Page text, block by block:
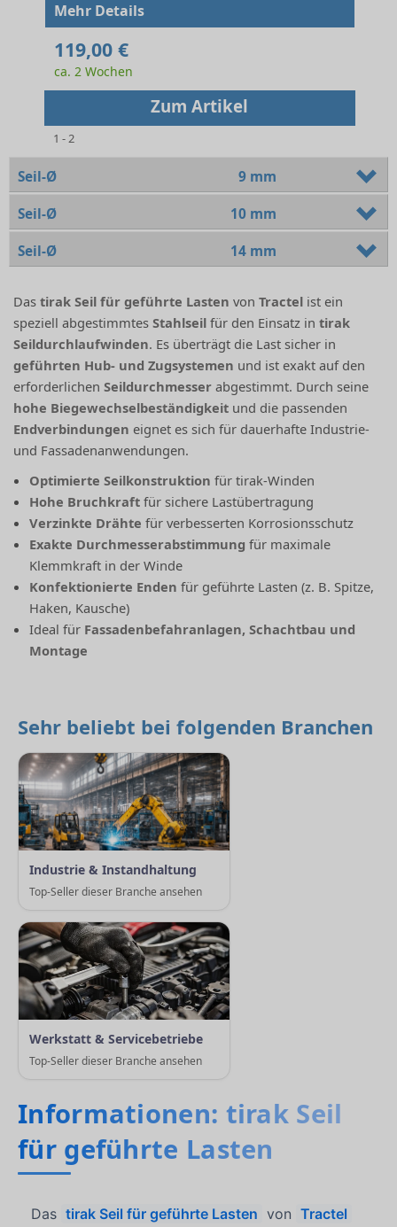
Mehr Details
119,00 €
ca. 2 Wochen
Zum Artikel
1 - 2
Seil-Ø 9 mm
Seil-Ø 10 mm
Seil-Ø 14 mm
Dastirak Seil für geführte Lasten vonTractel ist ein
speziell abgestimmtesStahlseil für den Einsatz intirak
Seildurchlaufwinden. Es überträgt die Last sicher in
geführten Hub- und Zugsystemen und ist exakt auf den
erforderlichenSeildurchmesser abgestimmt. Durch seine
hohe Biegewechselbeständigkeit und die passenden
Endverbindungen eignet es sich für dauerhafte Industrie-
und Fassadenanwendungen.
Optimierte Seilkonstruktion für tirak-Winden
Hohe Bruchkraft für sichere Lastübertragung
Verzinkte Drähte für verbesserten Korrosionsschutz
Exakte Durchmesserabstimmung für maximale
Klemmkraft in der Winde
Konfektionierte Enden für geführte Lasten (z. B. Spitze,
Haken, Kausche)
Ideal für Fassadenbefahranlagen, Schachtbau und
Montage
Sehr beliebt bei folgenden Branchen
Industrie & Instandhaltung
Top-Seller dieser Branche ansehen
Werkstatt & Servicebetriebe
Top-Seller dieser Branche ansehen
Informationen: tirak Seil
für geführte Lasten
Das tirak Seil für geführte Lasten von Tractel